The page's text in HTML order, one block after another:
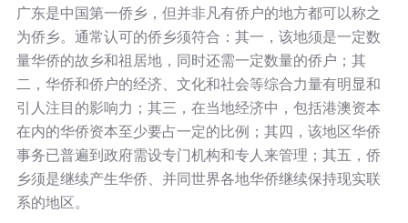
广东是中国第一侨乡，但并非凡有侨户的地方都可以称之
为侨乡。通常认可的侨乡须符合：其一，该地须是一定数
量华侨的故乡和祖居地，同时还需一定数量的侨户；其
二，华侨和侨户的经济、文化和社会等综合力量有明显和
引人注目的影响力；其三，在当地经济中，包括港澳资本
在内的华侨资本至少要占一定的比例；其四，该地区华侨
事务已普遍到政府需设专门机构和专人来管理；其五，侨
乡须是继续产生华侨、并同世界各地华侨继续保持现实联
系的地区。